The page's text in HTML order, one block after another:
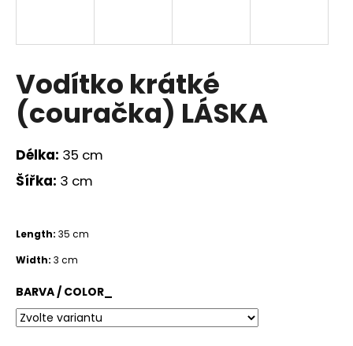
Vodítko krátké
(couračka) LÁSKA
Délka: 35 cm
Šířka: 3 cm
Length: 35 cm
Width: 3 cm
BARVA / COLOR_
j
t
?
D
o
p
o
r